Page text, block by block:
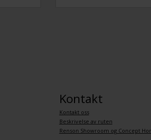
Kontakt
Kontakt oss
Beskrivelse av ruten
Renson Showroom og Concept